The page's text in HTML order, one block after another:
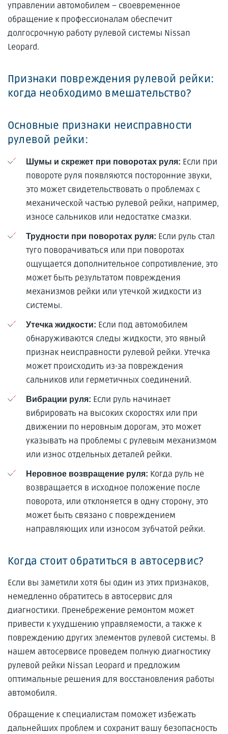
управлении автомобилем – своевременное
обращение к профессионалам обеспечит
долгосрочную работу рулевой системы Nissan
Leopard.
Признаки повреждения рулевой рейки:
когда необходимо вмешательство?
Основные признаки неисправности
рулевой рейки:
Шумы и скрежет при поворотах руля: Если при
повороте руля появляются посторонние звуки,
это может свидетельствовать о проблемах с
механической частью рулевой рейки, например,
износе сальников или недостатке смазки.
Трудности при поворотах руля: Если руль стал
туго поворачиваться или при поворотах
ощущается дополнительное сопротивление, это
может быть результатом повреждения
механизмов рейки или утечкой жидкости из
системы.
Утечка жидкости: Если под автомобилем
обнаруживаются следы жидкости, это явный
признак неисправности рулевой рейки. Утечка
может происходить из-за повреждения
сальников или герметичных соединений.
Вибрации руля: Если руль начинает
вибрировать на высоких скоростях или при
движении по неровным дорогам, это может
указывать на проблемы с рулевым механизмом
или износ отдельных деталей рейки.
Неровное возвращение руля: Когда руль не
возвращается в исходное положение после
поворота, или отклоняется в одну сторону, это
может быть связано с повреждением
направляющих или износом зубчатой рейки.
Когда стоит обратиться в автосервис?
Если вы заметили хотя бы один из этих признаков,
немедленно обратитесь в автосервис для
диагностики. Пренебрежение ремонтом может
привести к ухудшению управляемости, а также к
повреждению других элементов рулевой системы. В
нашем автосервисе проведем полную диагностику
рулевой рейки Nissan Leopard и предложим
оптимальные решения для восстановления работы
автомобиля.
Обращение к специалистам поможет избежать
дальнейших проблем и сохранит вашу безопасность